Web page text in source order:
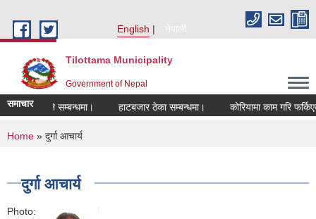
English
नेपाली
Tilottama Municipality
Government of Nepal
समाचारहुने सम्बन्धमा। हाटबजार ठेका सम्बन्धमा। कोरियामा काम गरि
You are here
Home » दुर्गा आचार्य
दुर्गा आचार्य
Photo: